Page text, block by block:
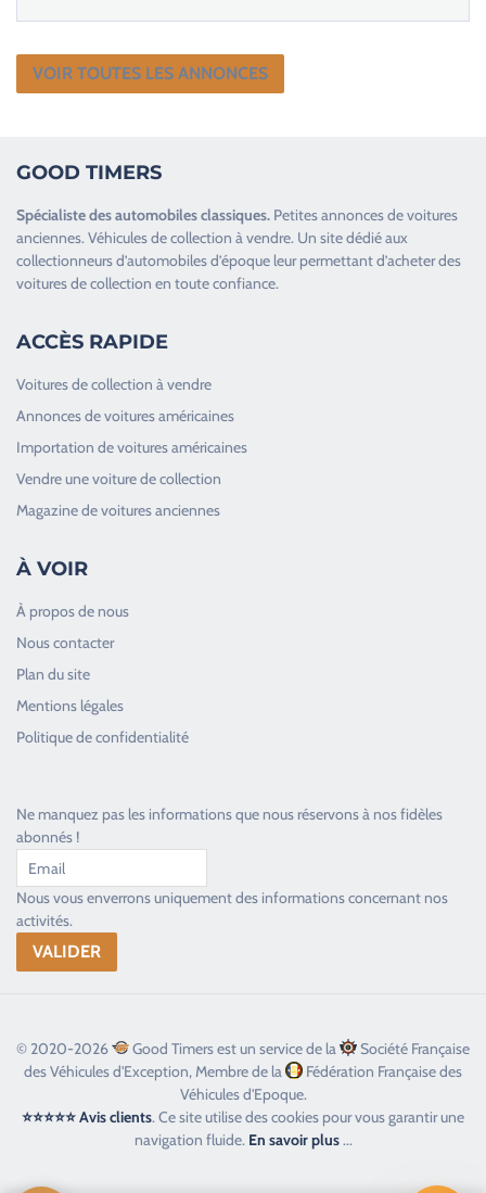
VOIR TOUTES LES ANNONCES
GOOD TIMERS
Spécialiste desautomobiles classiques. Petites annonces devoitures
anciennes.Véhicules de collection à vendre. Un site dédié aux
collectionneurs d’automobiles d’époque leur permettant d’acheter des
voitures de collection en toute confiance.
ACCÈS RAPIDE
Voitures de collection à vendre
Annonces de voitures américaines
Importation de voitures américaines
Vendre une voiture de collection
Magazine de voitures anciennes
À VOIR
À propos de nous
Nous contacter
Plan du site
Mentions légales
Politique de confidentialité
Ne manquez pas les informations que nous réservons à nos fidèles
abonnés !
Nous vous enverrons uniquement des informations concernant nos
activités.
© 2020-2026 Good Timers est un service de la
Société Française
des Véhicules d'Exception, Membre de la
Fédération Française des
Véhicules d'Epoque.
⭐⭐⭐⭐⭐ Avis clients. Ce site utilise des cookies pour vous garantir une
navigation fluide. En savoir plus...
Toujours heureux d'aider les passionnés